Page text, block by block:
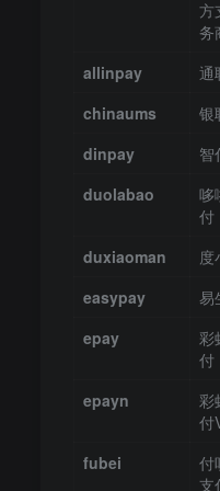
方
务
allinpay
通
chinaums
银
dinpay
智
duolabao
哆
付
duxiaoman 度
easypay
易
epay
彩
付
epayn
彩
付
fubei
付
支